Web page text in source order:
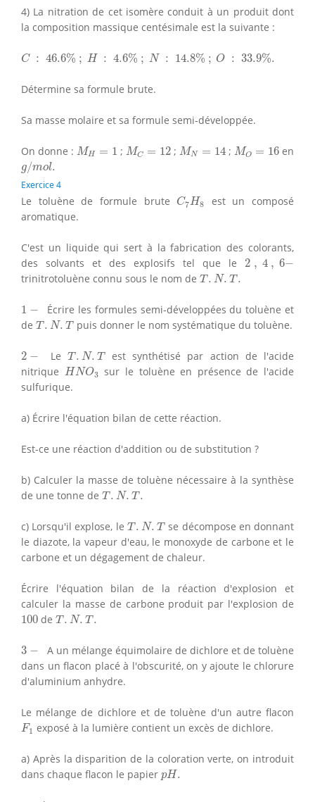
4) La nitration de cet isomère conduit à un produit dont
la composition massique centésimale est la suivante :
C : 46.6% ; H : 4.6% ; N : 14.8% ; O : 33.9%.
C 46.6% H : 4.6%; N :14.8 % ;O 33.9 %.
Détermine sa formule brute.
Sa masse molaire et sa formule semi-développée.
On donne :MH = 1
MH ; MC = 12
MC 12 ; MN = 14
MN 14 ; MO = 16
MO 16 en
g/mol.
g /m ol
Exercice 4
Le toluène de formule brute C7H8
C7 H
est un composé
aromatique.
C'est un liquide qui sert à la fabrication des colorants,
des solvants et des explosifs tel que le 2 , 4 , 6−
2 4, −
trinitrotoluène connu sous le nom de T . N. T.
T. N.T .
1 −
1
Écrire les formules semi-développées du toluène et
de T . N. T
T. N.T puis donner le nom systématique du toluène.
2 −
2 Le T . N. T
T. N.T
est synthétisé par action de l'acide
nitrique HNO3
HNO3
sur le toluène en présence de l'acide
sulfurique.
a) Écrire l'équation bilan de cette réaction.
Est-ce une réaction d'addition ou de substitution ?
b) Calculer la masse de toluène nécessaire à la synthèse
de une tonne de T . N. T.
T. N.T .
c) Lorsqu'il explose, le T . N. T
T. N.T
se décompose en donnant
le diazote, la vapeur d'eau, le monoxyde de carbone et le
carbone et un dégagement de chaleur.
Écrire l'équation bilan de la réaction d'explosion et
calculer la masse de carbone produit par l'explosion de
100
100de T . N. T.
T. N.T .
3 −
3
A un mélange équimolaire de dichlore et de toluène
dans un flacon placé à l'obscurité, on y ajoute le chlorure
d'aluminium anhydre.
Le mélange de dichlore et de toluène d'un autre flacon
F1
F1 exposé à la lumière contient un excès de dichlore.
a) Après la disparition de la coloration verte, on introduit
dans chaque flacon le papier pH.
pH